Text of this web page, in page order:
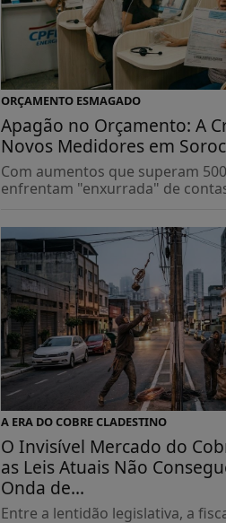
ORÇAMENTO ESMAGADO
Apagão no Orçamento: A
Novos Medidores em
Com aumentos que superam
enfrentam "enxurrada" de
A ERA DO COBRE CLADESTINO
O Invisível Mercado do
as Leis Atuais Não
Onda de...
Entre a lentidão legislativa, a